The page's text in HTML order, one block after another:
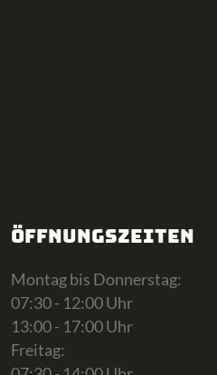
Öffnungszeiten
Montag bis Donnerstag:
07:30 - 12:00 Uhr
13:00 - 17:00 Uhr
Freitag: